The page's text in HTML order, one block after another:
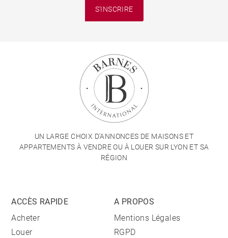
S'INSCRIRE
UN LARGE CHOIX D'ANNONCES DE MAISONS ET
APPARTEMENTS À VENDRE OU À LOUER SUR LYON ET SA
RÉGION
ACCÈS RAPIDE
Acheter
Louer
A PROPOS
Mentions Légales
RGPD